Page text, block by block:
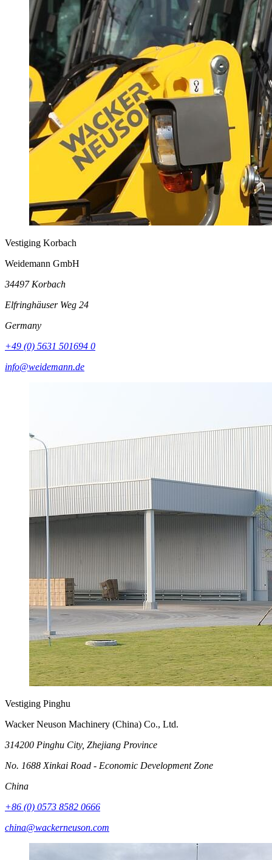
Vestiging Korbach
Weidemann GmbH
34497 Korbach
Elfringhäuser Weg 24
Germany
+49 (0) 5631 501694 0
info@weidemann.de
Vestiging Pinghu
Wacker Neuson Machinery (China) Co., Ltd.
314200 Pinghu City, Zhejiang Province
No. 1688 Xinkai Road - Economic Development Zone
China
+86 (0) 0573 8582 0666
china@wackerneuson.com